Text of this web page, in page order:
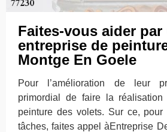
Faites-vous aider par
entreprise de
Montge En Goele
Pour l’amélioration de leur
primordial de faire la
peinture des volets. Sur ce, pour
tâches, faites appel àEntreprise